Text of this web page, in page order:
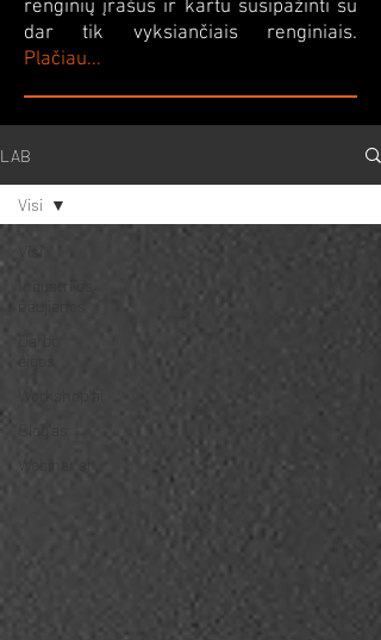
renginių įrašus ir kartu susipažinti su
dar tik vyksiančiais renginiais.
Plačiau...
LAB
Workshop'ai
Visi